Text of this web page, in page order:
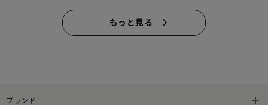
もっと見る
ブランド